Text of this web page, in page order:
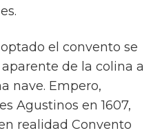
el convento se
de la colina a
nave. Empero,
Agustinos en 1607,
realidad Convento